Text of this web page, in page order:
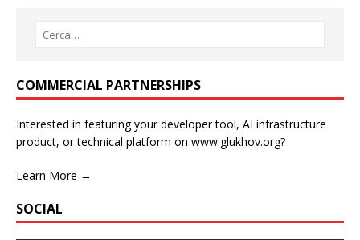
COMMERCIAL PARTNERSHIPS
Interested in featuring your developer tool, AI infrastructure
product, or technical platform on www.glukhov.org?
Learn More →
SOCIAL